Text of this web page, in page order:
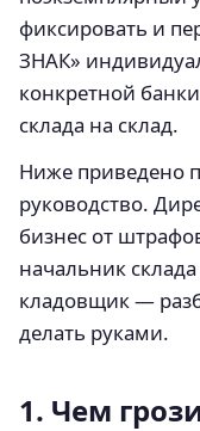
фиксировать и
ЗНАК»
конкретной
склада на склад.
Ниже приведено
руководство.
бизнес от
начальник
кладовщик —
делать руками.
1. Чем